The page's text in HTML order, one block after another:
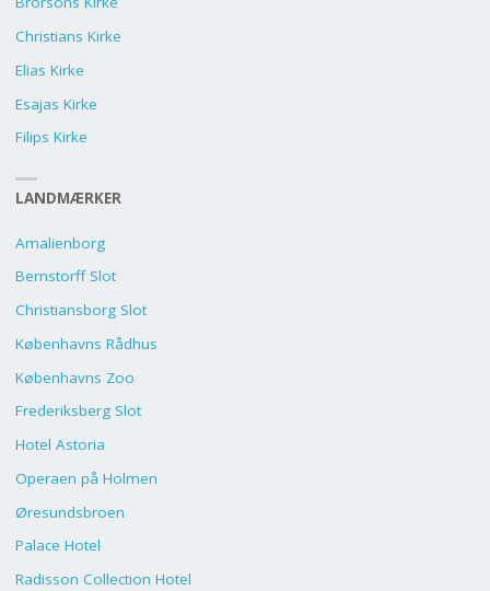
Christians Kirke
Elias Kirke
Esajas Kirke
Filips Kirke
LANDMÆRKER
Amalienborg
Bernstorff Slot
Christiansborg Slot
Københavns Rådhus
Københavns Zoo
Frederiksberg Slot
Hotel Astoria
Operaen på Holmen
Øresundsbroen
Palace Hotel
Radisson Collection Hotel